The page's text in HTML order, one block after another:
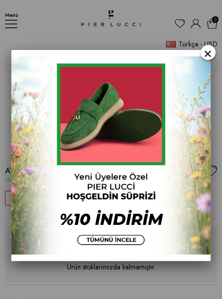
Menü
Türkçe - USD
0
‹ ›
AYAKKABI
Stok Kodu (001 1123)
57 $71.35 $30.79
Ürün stoklarımızda kalmamıştır.
×